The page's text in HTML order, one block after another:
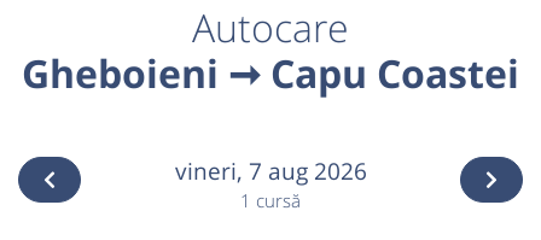
Autocare
Gheboieni ➞ Capu Coastei
vineri, 7 aug 2026
1 cursă